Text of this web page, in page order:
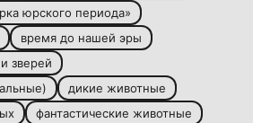
юрского периода»
время до нашей эры
зверей
дикие животные
фантастические животные